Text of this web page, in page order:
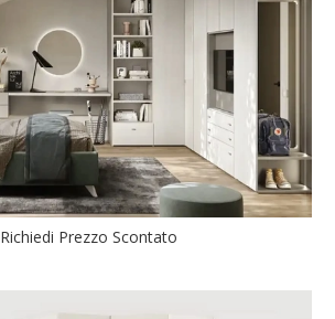
Richiedi Prezzo Scontato